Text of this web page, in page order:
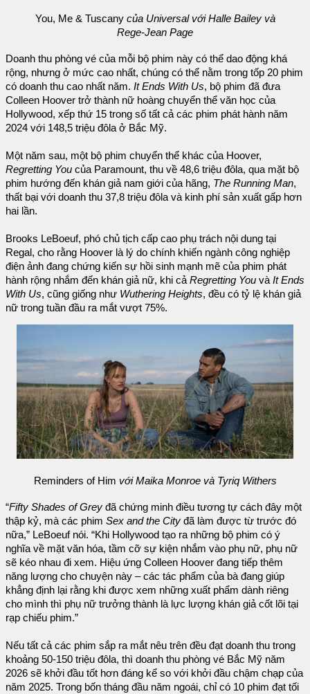
You, Me & Tuscanycủa Universal với Halle Bailey và
Rege-Jean Page
Doanh thu phòng vé của mỗi bộ phim này có thể dao động khá
rộng, nhưng ở mức cao nhất, chúng có thể nằm trong tốp 20 phim
có doanh thu cao nhất năm. It Ends With Us, bộ phim đã đưa
Colleen Hoover trở thành nữ hoàng chuyển thể văn học của
Hollywood, xếp thứ 15 trong số tất cả các phim phát hành năm
2024 với 148,5 triệu đôla ở Bắc Mỹ.
Một năm sau, một bộ phim chuyển thể khác của Hoover,
Regretting You của Paramount, thu về 48,6 triệu đôla, qua mặt bộ
phim hướng đến khán giả nam giới của hãng, The Running Man,
thất bại với doanh thu 37,8 triệu đôla và kinh phí sản xuất gấp hơn
hai lần.
Brooks LeBoeuf, phó chủ tịch cấp cao phụ trách nội dung tại
Regal, cho rằng Hoover là lý do chính khiến ngành công nghiệp
điện ảnh đang chứng kiến sự hồi sinh mạnh mẽ của phim phát
hành rộng nhắm đến khán giả nữ, khi cả Regretting You và It Ends
With Us, cũng giống như Wuthering Heights, đều có tỷ lệ khán giả
nữ trong tuần đầu ra mắt vượt 75%.
Reminders of Him với Maika Monroe và Tyriq Withers
“Fifty Shades of Grey đã chứng minh điều tương tự cách đây một
thập kỷ, mà các phim Sex and the City đã làm được từ trước đó
nữa,” LeBoeuf nói. “Khi Hollywood tạo ra những bộ phim có ý
nghĩa về mặt văn hóa, tầm cỡ sự kiện nhắm vào phụ nữ, phụ nữ
sẽ kéo nhau đi xem. Hiệu ứng Colleen Hoover đang tiếp thêm
năng lượng cho chuyện này – các tác phẩm của bà đang giúp
khẳng định lại rằng khi được xem những xuất phẩm dành riêng
cho mình thì phụ nữ trưởng thành là lực lượng khán giả cốt lõi tại
rạp chiếu phim.”
Nếu tất cả các phim sắp ra mắt nêu trên đều đạt doanh thu trong
khoảng 50-150 triệu đôla, thì doanh thu phòng vé Bắc Mỹ năm
2026 sẽ khởi đầu tốt hơn đáng kể so với khởi đầu chậm chạp của
năm 2025. Trong bốn tháng đầu năm ngoái, chỉ có 10 phim đạt tối